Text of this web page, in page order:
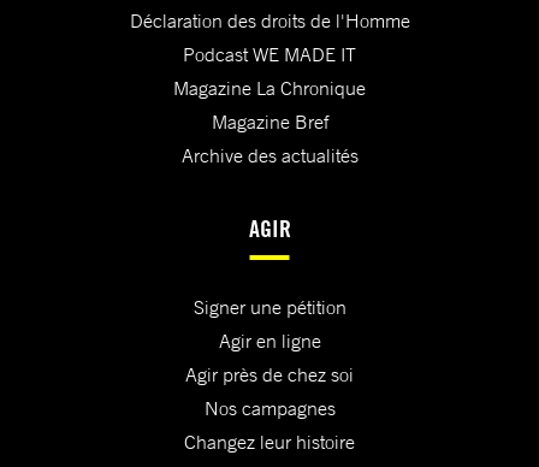
Déclaration des droits de l'Homme
Podcast WE MADE IT
Magazine La Chronique
Magazine Bref
Archive des actualités
AGIR
Signer une pétition
Agir en ligne
Agir près de chez soi
Nos campagnes
Changez leur histoire